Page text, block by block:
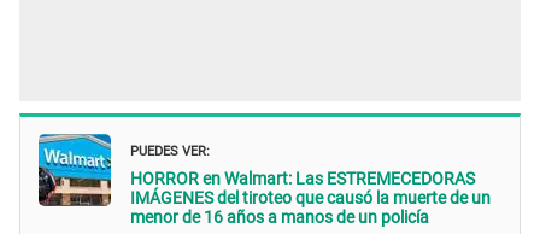
PUEDES VER:
HORROR en Walmart: Las ESTREMECEDORAS
IMÁGENES del tiroteo que causó la muerte de un
menor de 16 años a manos de un policía